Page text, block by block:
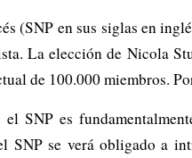
(SNP en sus siglas en
La elección de Nicola
de 100.000 miembros.
SNP es
SNP se verá obligado a